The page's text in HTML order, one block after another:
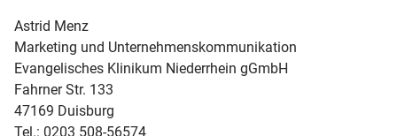
Astrid Menz
Marketing und Unternehmenskommunikation
Evangelisches Klinikum Niederrhein gGmbH
Fahrner Str. 133
47169 Duisburg
Tel.: 0203 508-56574